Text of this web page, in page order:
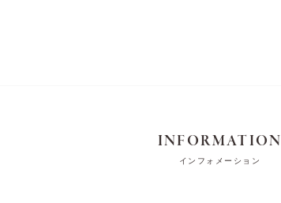
INFORMATION
インフォメーション